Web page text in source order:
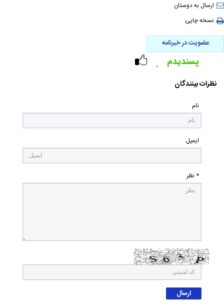
ارسال به دوستان
نسخه چاپی
عضویت در خبرنامه
۰ پسندیدم
نظرات بینندگان
نام
ایمیل
* نظر